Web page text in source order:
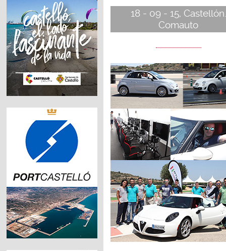
18 - 09 - 15, Castellón.
Comauto